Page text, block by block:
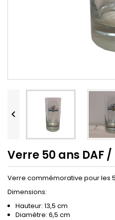

Verre 50 ans DAF
Verre commémorative pour les
Dimensions:
Hauteur: 13,5 cm
Diamètre: 6,5 cm